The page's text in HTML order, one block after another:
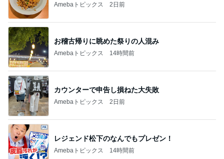
Amebaトピックス 2日前
お稽古帰りに眺めた祭りの人混み
Amebaトピックス 14時間前
カウンターで申告し損ねた大失敗
Amebaトピックス 2日前
レジェンド松下のなんでもプレゼン！
Amebaトピックス 14時間前